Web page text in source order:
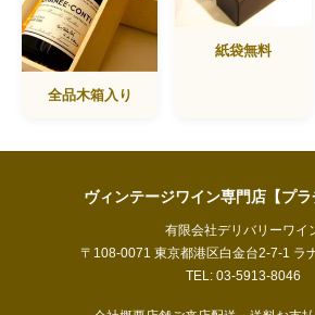
全品木箱入り
紙袋無料
ヴィンテージワイン専門店【プラ
有限会社デリバリーワイ
〒108-0071 東京都港区白金台2-7-1 ラ
TEL: 03-5913-8046